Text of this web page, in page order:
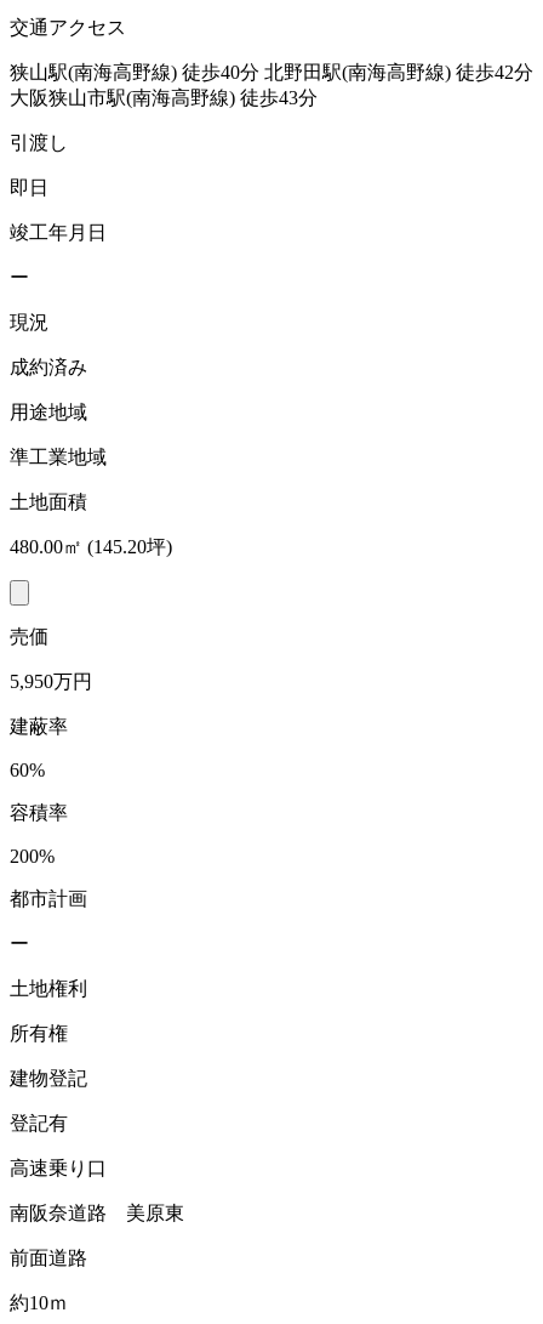
交通アクセス
狭山駅(南海高野線) 徒歩40分 北野田駅(南海高野線) 徒歩42分
大阪狭山市駅(南海高野線) 徒歩43分
引渡し
即日
竣工年月日
ー
現況
成約済み
用途地域
準工業地域
土地面積
480.00㎡ (145.20坪)
売価
5,950万円
建蔽率
60%
容積率
200%
都市計画
ー
土地権利
所有権
建物登記
登記有
高速乗り口
南阪奈道路 美原東
前面道路
約10ｍ